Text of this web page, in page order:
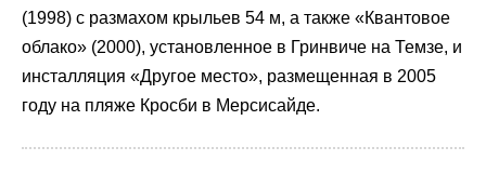
(1998) с размахом крыльев 54 м, а также «Квантовое
облако» (2000), установленное в Гринвиче на Темзе, и
инсталляция «Другое место», размещенная в 2005
году на пляже Кросби в Мерсисайде.